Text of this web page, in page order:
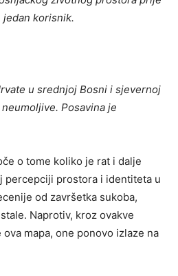
jedan korisnik.
u srednjoj Bosni i sjevernoj
Posavina je
o tome koliko je rat i dalje
percepciji prostora i identiteta u
od završetka sukoba,
Naprotiv, kroz ovakve
mapa, one ponovo izlaze na